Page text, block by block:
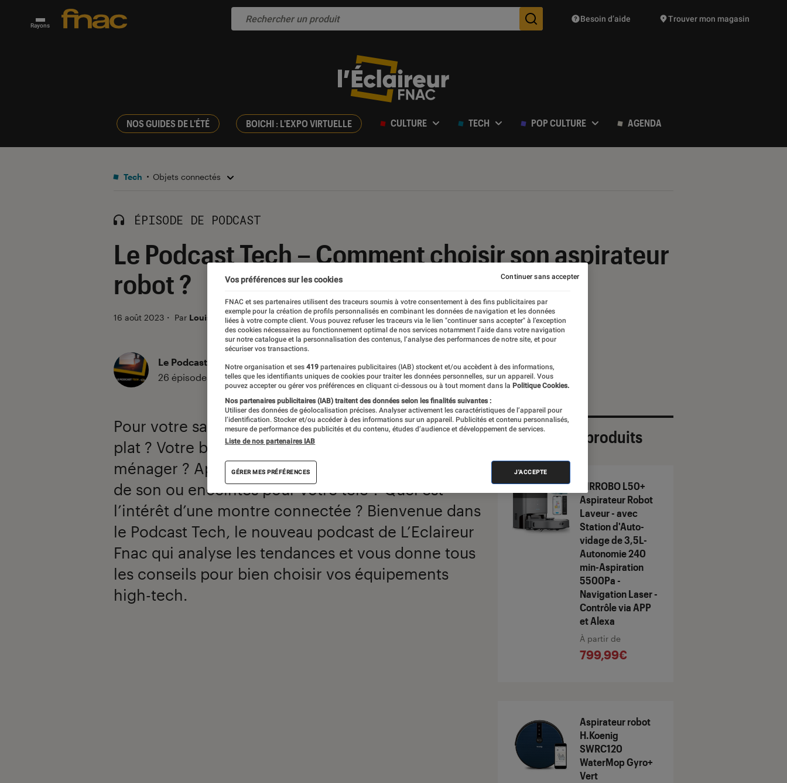
Rayons Des suggestions de produits vont vous être proposées
Besoin d’aide Trouver mon magasin
NOS GUIDES DE L'ÉTÉ BOICHI : L'EXPO VIRTUELLE CULTURE TECH POP CULTURE AGENDA
Tech Objets connectés
ÉPISODE DE PODCAST
Le Podcast Tech – Comment choisir son aspirateur
robot ?
16 août 2023 ・ Par Louis Duval
Le Podcast Tech
26 épisodes
Pour votre salon, plutôt vidéoprojecteur ou écran
plat ? Votre batterie de PC fatigue, comment la
ménager ? Appareil photo hybride ou reflex ? Barre
de son ou enceintes pour votre télé ? Quel est
l’intérêt d’une montre connectée ? Bienvenue dans
le Podcast Tech, le nouveau podcast de L’Eclaireur
Fnac qui analyse les tendances et vous donne tous
les conseils pour bien choisir vos équipements
high-tech.
Sélection de produits
AIRROBO L50+
Aspirateur Robot
Laveur - avec
Station d'Auto-
vidage de 3,5L-
Autonomie 240
min-Aspiration
5500Pa -
Navigation Laser -
Contrôle via APP
et Alexa
À partir de
799,99€
Aspirateur robot
H.Koenig
SWRC120
WaterMop Gyro+
Vert
Vos préférences sur les cookies
FNAC et ses partenaires utilisent des traceurs soumis à votre consentement à des fins publicitaires par
exemple pour la création de profils personnalisés en combinant les données de navigation et les données
liées à votre compte client. Vous pouvez refuser les traceurs via le lien "continuer sans accepter" à l’exception
des cookies nécessaires au fonctionnement optimal de nos services notamment l’aide dans votre navigation
sur notre catalogue et la personnalisation des contenus, l’analyse des performances de notre site, et pour
sécuriser vos transactions.
Notre organisation et ses 419 partenaires publicitaires (IAB) stockent et/ou accèdent à des informations,
telles que les identifiants uniques de cookies pour traiter les données personnelles, sur un appareil. Vous
pouvez accepter ou gérer vos préférences en cliquant ci-dessous ou à tout moment dans la Politique Cookies.
Nos partenaires publicitaires (IAB) traitent des données selon les finalités suivantes :
Utiliser des données de géolocalisation précises. Analyser activement les caractéristiques de l’appareil pour
l’identification. Stocker et/ou accéder à des informations sur un appareil. Publicités et contenu personnalisés,
mesure de performance des publicités et du contenu, études d’audience et développement de services.
Liste de nos partenaires IAB
GÉRER MES PRÉFÉRENCES J'ACCEPTE
Continuer sans accepter